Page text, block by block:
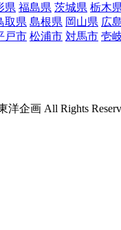
県 福島県 茨城県 栃木
取県 島根県 岡山県 広
戸市 松浦市 対馬市 壱
企画 All Rights